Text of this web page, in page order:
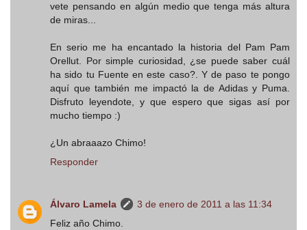
vete pensando en algún medio que tenga más altura
de miras...
En serio me ha encantado la historia del Pam Pam
Orellut. Por simple curiosidad, ¿se puede saber cuál
ha sido tu Fuente en este caso?. Y de paso te pongo
aquí que también me impactó la de Adidas y Puma.
Disfruto leyendote, y que espero que sigas así por
mucho tiempo :)
¿Un abraaazo Chimo!
Responder
Álvaro Lamela
3 de enero de 2011 a las 11:34
Feliz año Chimo.